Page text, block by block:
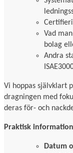
Vad
bolag
Andra
Vi hoppas självklart
dragningen med
deras för- och
Praktisk
Datum